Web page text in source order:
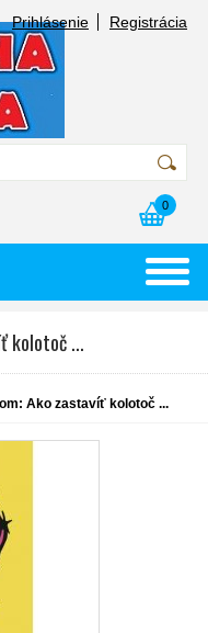
Prihlásenie Registrácia
0
kolotoč ...
Ako zastavíť kolotoč ...